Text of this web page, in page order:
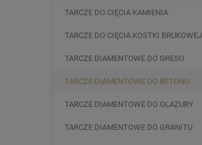
TARCZE DO CIĘCIA KAMIENIA
TARCZE DO CIĘCIA KOSTKI BRUKOWEJ
TARCZE DIAMENTOWE DO GRESU
TARCZE DIAMENTOWE DO BETONU
TARCZE DIAMENTOWE DO GLAZURY
TARCZE DIAMENTOWE DO GRANITU